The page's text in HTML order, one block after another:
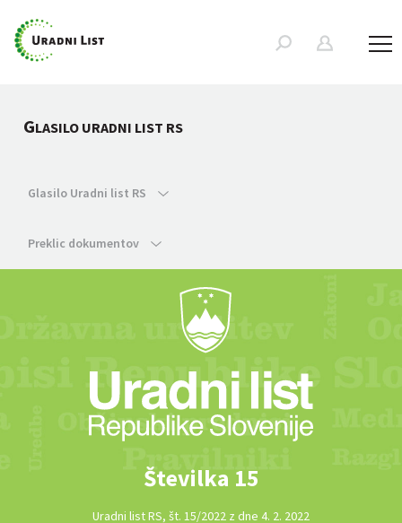
GLASILO URADNI LIST RS
Glasilo Uradni list RS
Preklic dokumentov
Številka 15
Uradni list RS, št. 15/2022 z dne 4. 2. 2022